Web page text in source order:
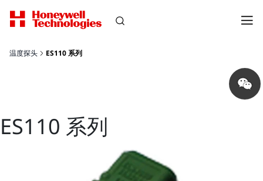
温度探头 ES110 系列
Share
on
wechat
ES110 系列